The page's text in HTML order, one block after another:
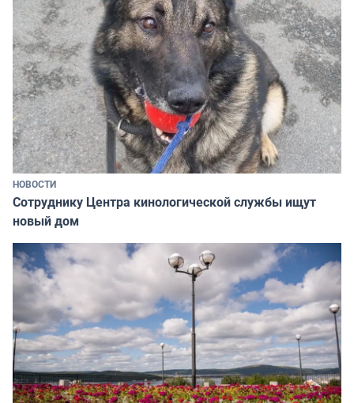
НОВОСТИ
Сотруднику Центра кинологической службы ищут
новый дом